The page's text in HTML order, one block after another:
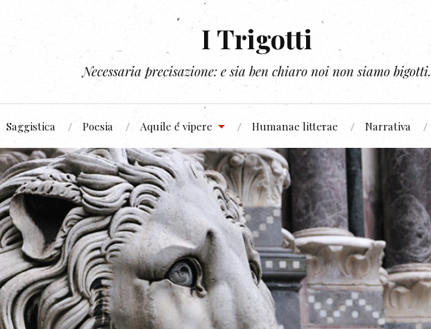
I Trigotti
Necessaria precisazione: e sia ben chiaro noi non siamo bigotti.
Saggistica Poesia Aquile e vipere Humanae litterae Narrativa